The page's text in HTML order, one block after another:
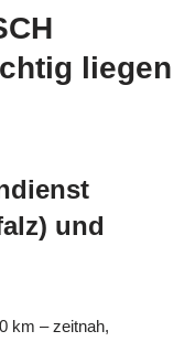
liegen
und
km – zeitnah,